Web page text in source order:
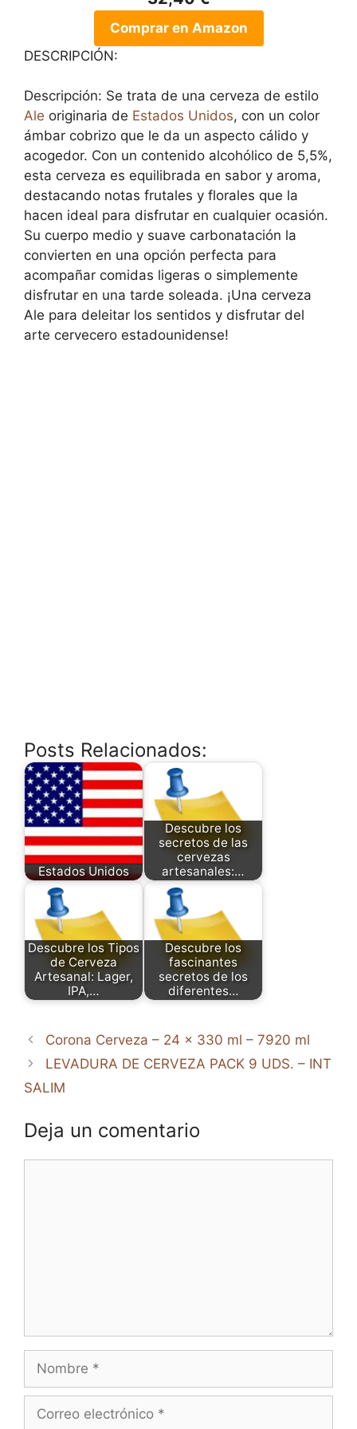
Comprar en Amazon
DESCRIPCIÓN:
Descripción: Se trata de una cerveza de estilo
Ale originaria de Estados Unidos, con un color
ámbar cobrizo que le da un aspecto cálido y
acogedor. Con un contenido alcohólico de 5,5%,
esta cerveza es equilibrada en sabor y aroma,
destacando notas frutales y florales que la
hacen ideal para disfrutar en cualquier ocasión.
Su cuerpo medio y suave carbonatación la
convierten en una opción perfecta para
acompañar comidas ligeras o simplemente
disfrutar en una tarde soleada. ¡Una cerveza
Ale para deleitar los sentidos y disfrutar del
arte cervecero estadounidense!
Posts Relacionados:
Estados Unidos
Descubre los
secretos de las
cervezas
artesanales:…
Descubre los Tipos
de Cerveza
Artesanal: Lager,
IPA,…
Descubre los
fascinantes
secretos de los
diferentes…
Corona Cerveza – 24 x 330 ml – 7920 ml
LEVADURA DE CERVEZA PACK 9 UDS. – INT
SALIM
Deja un comentario
Nombre
Correo